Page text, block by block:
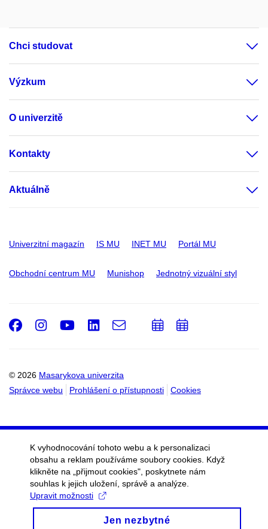
Chci studovat
Výzkum
O univerzitě
Kontakty
Aktuálně
Univerzitní magazín IS MU INET MU Portál MU
Obchodní centrum MU Munishop Jednotný vizuální styl
© 2026 Masarykova univerzita
Správce webu
Prohlášení o přístupnosti Cookies
Facebook
Instagram
Youtube
LinkedIn
e-
Email
PřidatPřidat
K vyhodnocování tohoto webu a k personalizaci
obsahu a reklam používáme soubory cookies. Když
klikněte na „přijmout cookies", poskytnete nám
souhlas k jejich uložení, správě a analýze.
Upravit možnosti
Jen nezbytné